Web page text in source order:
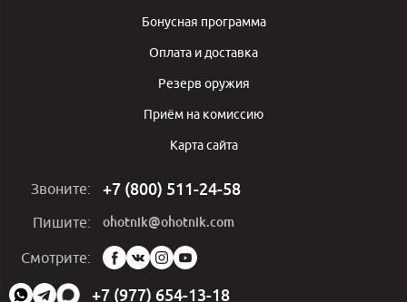
Бонусная программа
Оплата и доставка
Резерв оружия
Приём на комиссию
Карта сайта
Звоните: +7 (800) 511-24-58
Пишите: ohotnik@ohotnik.com
Смотрите:
Мы
в
социальных
+7 (977) 654-13-18